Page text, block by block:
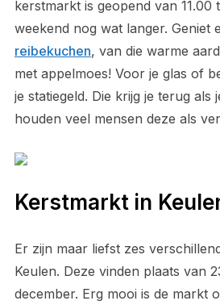
kerstmarkt is geopend van 11.00
weekend nog wat langer. Geniet
reibekuchen, van die warme
met appelmoes! Voor je glas of
je statiegeld. Die krijg je terug als
houden veel mensen deze als
Kerstmarkt in
Er zijn maar liefst zes
Keulen. Deze vinden plaats van
december. Erg mooi is de markt